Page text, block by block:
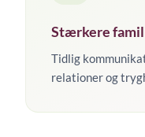
Stærkere
Tidlig
relationer og